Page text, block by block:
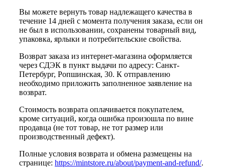
Вы можете вернуть товар надлежащего качества в
течение 14 дней с момента получения заказа, если он
не был в использовании, сохранены товарный вид,
упаковка, ярлыки и потребительские свойства.
Возврат заказа из интернет-магазина оформляется
через СДЭК в пункт выдачи по адресу: Санкт-
Петербург, Ропшинская, 30. К отправлению
необходимо приложить заполненное заявление на
возврат.
Стоимость возврата оплачивается покупателем,
кроме ситуаций, когда ошибка произошла по вине
продавца (не тот товар, не тот размер или
производственный дефект).
Полные условия возврата и обмена размещены на
странице: https://mintstore.ru/about/payment-and-refund/.